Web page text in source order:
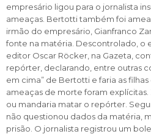
empresário ligou para o jornalista
ameaças. Bertotti também foi
irmão do empresário, Gianfranco
fonte na matéria. Descontrolado, o
editor Oscar Röcker, na Gazeta,
repórter, declarando, entre outras
em cima” de Bertotti e faria as
ameaças de morte foram
ou mandaria matar o repórter.
não questionou dados da matéria,
prisão. O jornalista registrou um